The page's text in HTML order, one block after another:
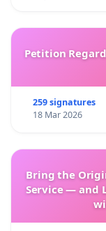
Petition
259 signatures
18 Mar 2026
Bring the
Service — and